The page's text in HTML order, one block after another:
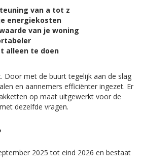
van a tot z
energiekosten
van je woning
alleen te doen
Door met de buurt tegelijk aan de slag
en aannemers efficiënter ingezet. Er
op maat uitgewerkt voor de
dezelfde vragen.
2025 tot eind 2026 en bestaat